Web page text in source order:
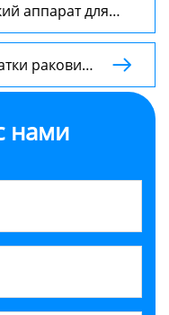
аппарат для
серии UNS
раковин

нами